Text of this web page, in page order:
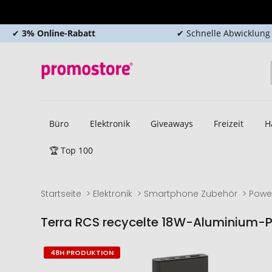
✔ 3% Online-Rabatt ✔ Schnelle Abwicklung
Büro Elektronik Giveaways Freizeit
🏆 Top 100
Startseite Elektronik Smartphone Zubehör
Terra RCS recycelte 18W-Aluminium-
Zum
Ende
Zum
Anfang
48H PRODUKTION